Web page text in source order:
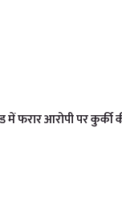
में फरार आरोपी पर कुर्की